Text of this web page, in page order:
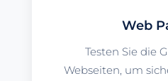
Web
Testen Sie die
Webseiten, um